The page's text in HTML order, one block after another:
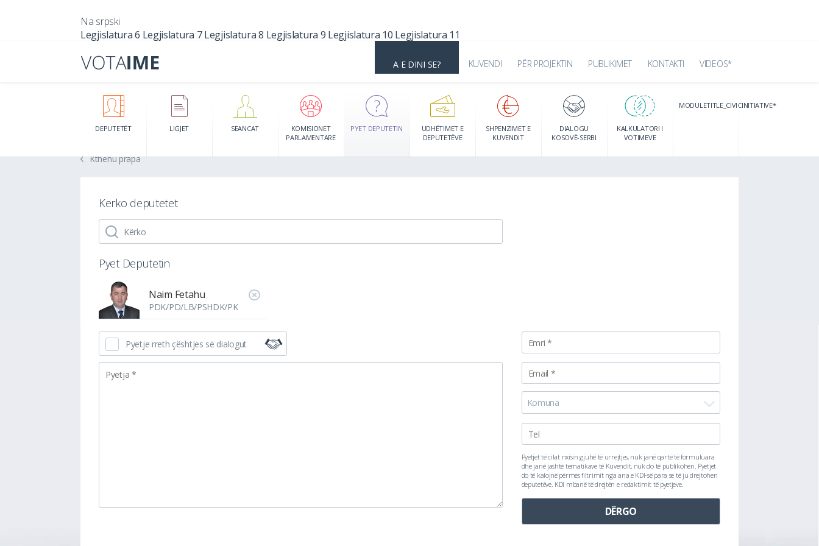
Na srpski
Legjislatura 6 Legjislatura 7 Legjislatura 8 Legjislatura 9 Legjislatura 10 Legjislatura 11
A E DINI SE? KUVENDI PËR PROJEKTIN PUBLIKIMET KONTAKTI VIDEOS*
DEPUTETËT LIGJET SEANCAT
KOMISIONET
PARLAMENTARE
PYET DEPUTETIN
UDHËTIMET E
DEPUTETËVE
SHPENZIMET E
KUVENDIT
DIALOGU
KOSOVË-SERBI
KALKULATORI I
VOTIMEVE
MODULETITLE_CIVICINITIATIVE*
Kthehu prapa
Kerko deputetet
Pyet Deputetin
Naim Fetahu
PDK/PD/LB/PSHDK/PK
Pyetje rreth çështjes së dialogut
Komuna
Pyetjet të cilat nxisin gjuhë të urrejtjes, nuk janë qartë të formuluara
dhe janë jashtë tematikave të Kuvendit, nuk do të publikohen. Pyetjet
do të kalojnë përmes filtrimit nga ana e KDI-së para se të ju drejtohen
deputetëve. KDI mbanë të drejtën e redaktimit të pyetjeve.